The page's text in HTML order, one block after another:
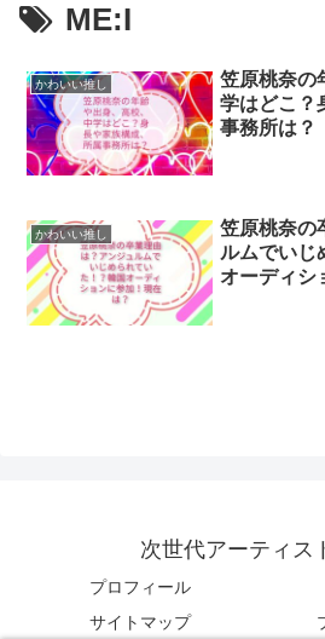
ME:I
かわいい推し
笠原桃奈の
学はどこ？
事務所は？
かわいい推し
笠原桃奈の
ルムでいじ
オーディシ
次世代アーティス
プロフィール
サイトマップ